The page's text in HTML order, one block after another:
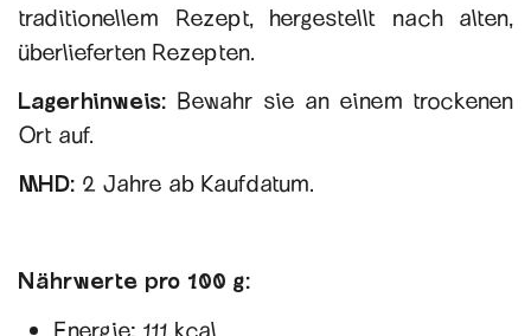
traditionellem Rezept, hergestellt nach alten,
überlieferten Rezepten.
Lagerhinweis: Bewahr sie an einem trockenen
Ort auf.
MHD: 2 Jahre ab Kaufdatum.
Nährwerte pro 100 g:
Energie: 111 kcal